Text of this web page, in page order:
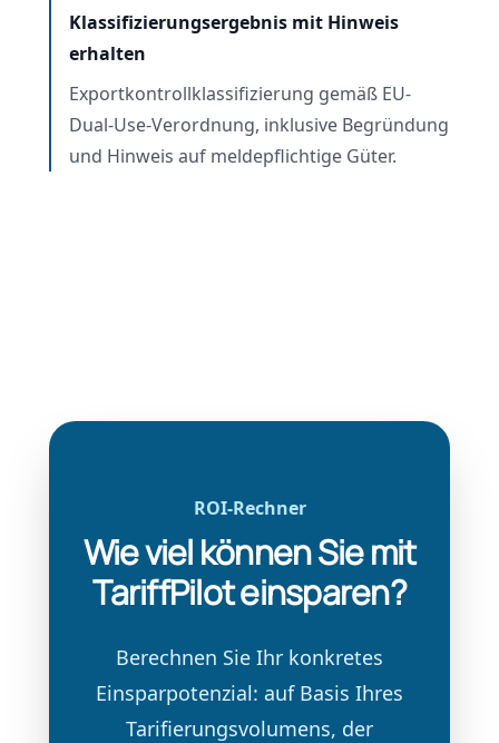
Klassifizierungsergebnis mit Hinweis
erhalten
Exportkontrollklassifizierung gemäß EU-
Dual-Use-Verordnung, inklusive Begründung
und Hinweis auf meldepflichtige Güter.
ROI-Rechner
Wie viel können Sie mit
TariffPilot einsparen?
Berechnen Sie Ihr konkretes
Einsparpotenzial: auf Basis Ihres
Tarifierungsvolumens, der